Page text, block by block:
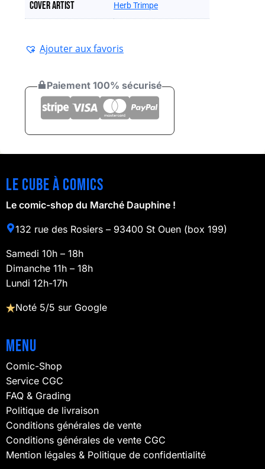
Cover artist Herb Trimpe
Ajouter aux favoris
Paiement 100% sécurisé
Le cube à comics
Le comic-shop du Marché Dauphine !
132 rue des Rosiers – 93400 St Ouen (box 199)
Samedi 10h – 18h
Dimanche 11h – 18h
Lundi 12h-17h
Noté 5/5 sur Google
Menu
Comic-Shop
Service CGC
FAQ & Grading
Politique de livraison
Conditions générales de vente
Conditions générales de vente CGC
Mention légales & Politique de confidentialité